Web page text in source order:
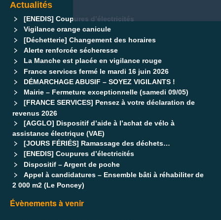
Actualités
[ENEDIS] Coupures d’électricités
Vigilance orange canicule
[Déchetterie] Changement des horaires
Alerte renforcée sécheresse
La Manche est placée en vigilance rouge
France services fermé le mardi 16 juin 2026
DÉMARCHAGE ABUSIF – SOYEZ VIGILANTS !
Mairie – Fermeture exceptionnelle (samedi 09/05)
[FRANCE SERVICES] Pensez à votre déclaration de
revenus 2026
[AGGLO] Dispositif d’aide à l’achat de vélo à
assistance électrique (VAE)
[JOURS FÉRIÉS] Ramassage des déchets…
[ENEDIS] Coupures d’électricités
Dispositif – Argent de poche
Appel à candidatures – Ensemble bâti à réhabiliter de
2 000 m2 (Le Poncey)
Évènements à venir